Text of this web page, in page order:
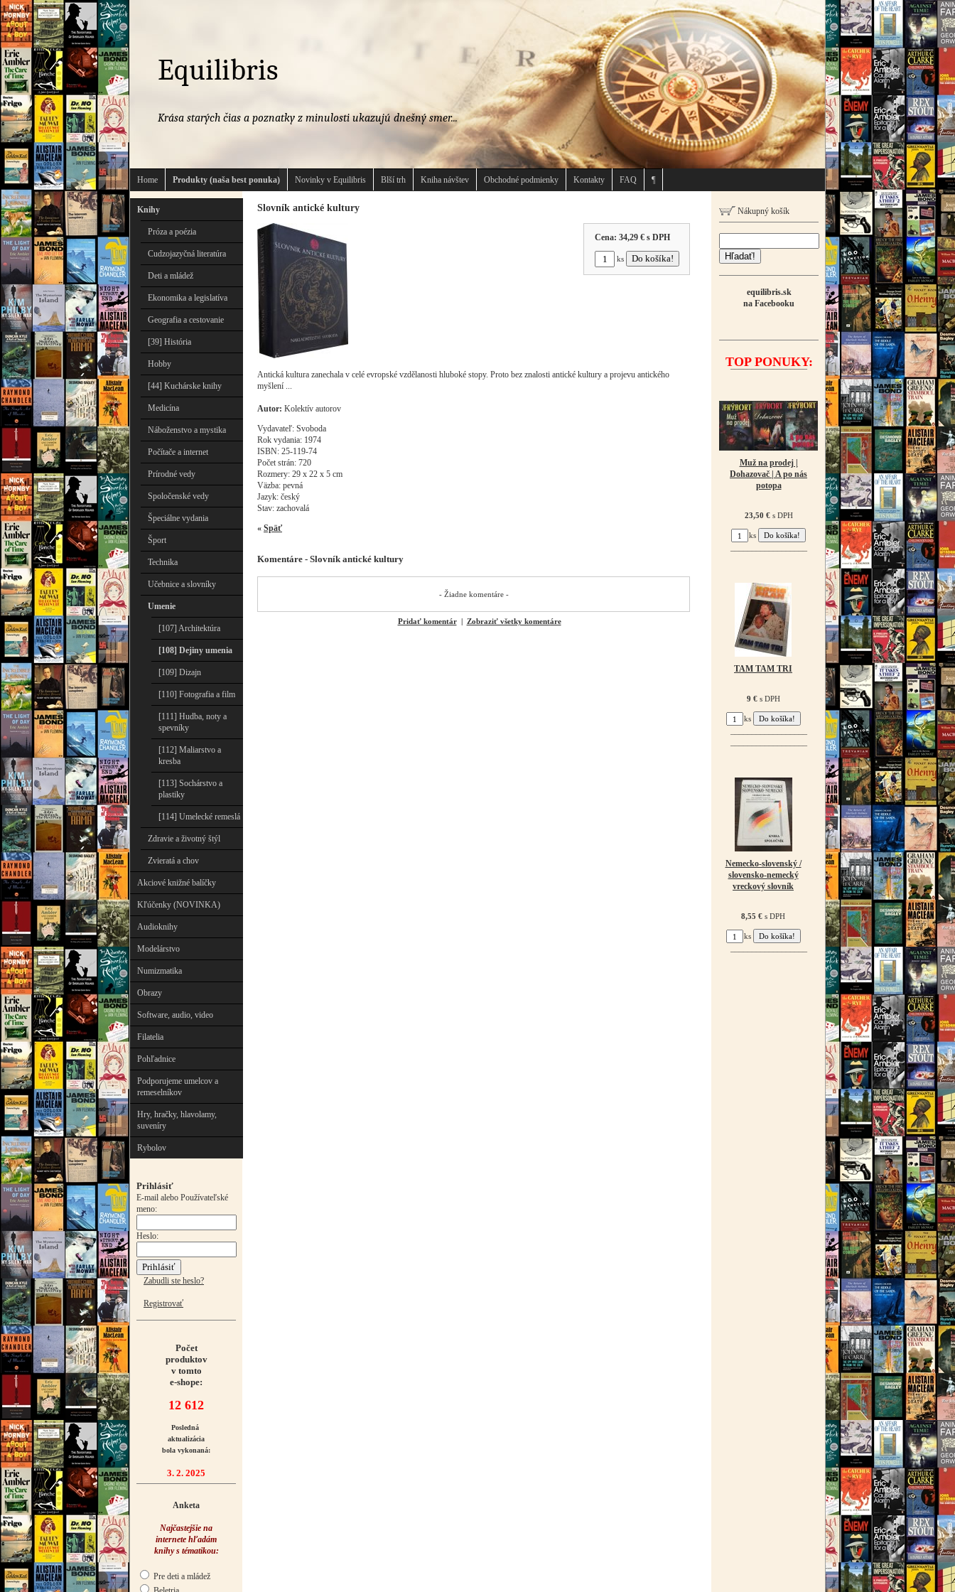
Equilibris
Krása starých čias a poznatky z minulosti ukazujú dnešný smer...
Home Produkty (naša best ponuka) Novinky v Equilibris Blší trh Kniha návštev Obchodné podmienky Kontakty FAQ ¶
Knihy
Próza a poézia
Cudzojazyčná literatúra
Deti a mládež
Ekonomika a legislatíva
Geografia a cestovanie
[39] História
Hobby
[44] Kuchárske knihy
Medicína
Náboženstvo a mystika
Počítače a internet
Prírodné vedy
Spoločenské vedy
Špeciálne vydania
Šport
Technika
Učebnice a slovníky
Umenie
[107] Architektúra
[108] Dejiny umenia
[109] Dizajn
[110] Fotografia a film
[111] Hudba, noty a
spevníky
[112] Maliarstvo a
kresba
[113] Sochárstvo a
plastiky
[114] Umelecké remeslá
Zdravie a životný štýl
Zvieratá a chov
Akciové knižné balíčky
Kľúčenky (NOVINKA)
Audioknihy
Modelárstvo
Numizmatika
Obrazy
Software, audio, video
Filatelia
Pohľadnice
Podporujeme umelcov a
remeselníkov
Hry, hračky, hlavolamy,
suveníry
Rybolov
Prihlásiť
E-mail alebo Používateľské
meno:
Heslo:
Zabudli ste heslo?
Registrovať
Počet
produktov
v tomto
e-shope:
12 612
Posledná
aktualizácia
bola vykonaná:
3. 2. 2025
Anketa
Najčastejšie na
internete hľadám
knihy s tématikou:
Pre deti a mládež
Slovník antické kultury
Cena: 34,29 €s DPH
ks
Antická kultura zanechala v celé evropské vzdělanosti hluboké stopy. Proto bez znalosti antické kultury a projevu antického
myšlení ...
Autor: Kolektív autorov
Vydavateľ: Svoboda
Rok vydania: 1974
ISBN: 25-119-74
Počet strán: 720
Rozmery: 29 x 22 x 5 cm
Väzba: pevná
Jazyk: český
Stav: zachovalá
« Späť
Komentáre - Slovník antické kultury
- Žiadne komentáre -
Pridať komentár| Zobraziť všetky komentáre
Nákupný košík
Hľadať!
equilibris.sk
na Facebooku
TOP PONUKY:
Muž na prodej |
Dohazovač | A po nás
potopa
23,50 €s DPH
ks
TAM TAM TRI
9 €s DPH
ks
Nemecko-slovenský /
slovensko-nemecký
vreckový slovník
8,55 € s DPH
ks